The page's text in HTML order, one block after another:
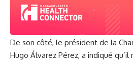
De son côté, le président de la
Hugo Álvarez Pérez, a indiqué qu’il